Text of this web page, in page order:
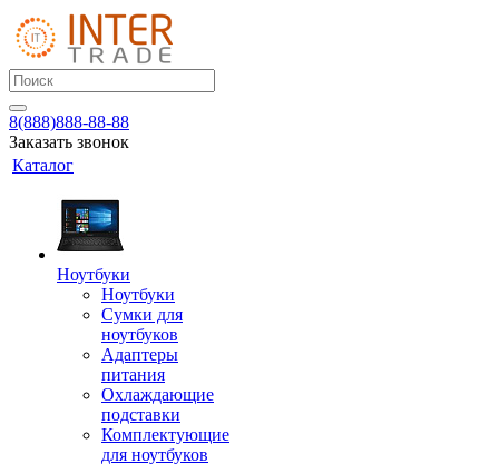
8(888)888-88-88
Заказать звонок
Каталог
Ноутбуки
Ноутбуки
Сумки для
ноутбуков
Адаптеры
питания
Охлаждающие
подставки
Комплектующие
для ноутбуков